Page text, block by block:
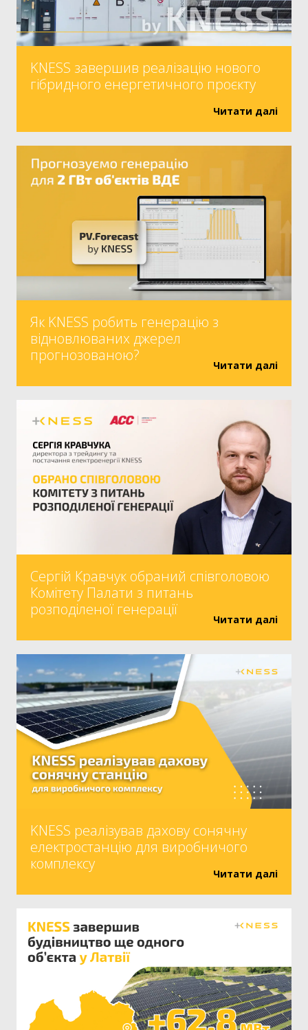
KNESS завершив реалізацію нового
гібридного енергетичного проєкту
Читати далі
Як KNESS робить генерацію з
відновлюваних джерел
прогнозованою?
Читати далі
Сергій Кравчук обраний співголовою
Комітету Палати з питань
розподіленої генерації
Читати далі
KNESS реалізував дахову сонячну
електростанцію для виробничого
комплексу
Читати далі